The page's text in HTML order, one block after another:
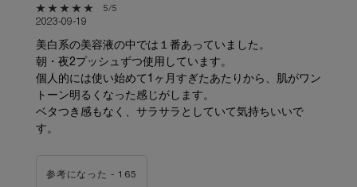
5星中5。 5/5
2023-09-19
美白系の美容液の中では１番あっていました。
朝・夜2プッシュずつ使用しています。
個人的には使い始めて1ヶ月すぎたあたりから、肌がワン
トーン明るくなった感じがします。
ベタつき感もなく、サラサラとしていて気持ちいいで
す。
参考になった -165